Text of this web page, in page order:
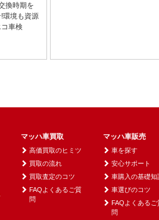
換時期を
環境も資源
コ車検
マッハ車買取
高価買取のヒミツ
買取の流れ
買取査定のコツ
FAQよくあるご質
問
マッハ車販売
車を探す
安心サポート
車購入の基礎知
車選びのコツ
FAQよくあるご
問